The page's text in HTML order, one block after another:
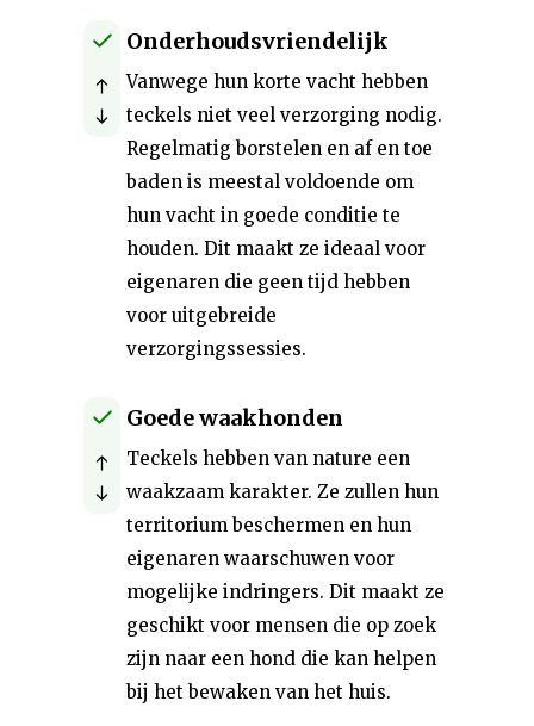
Onderhoudsvriendelijk
Vanwege hun korte vacht hebben
teckels niet veel verzorging nodig.
Regelmatig borstelen en af en toe
baden is meestal voldoende om
hun vacht in goede conditie te
houden. Dit maakt ze ideaal voor
eigenaren die geen tijd hebben
voor uitgebreide
verzorgingssessies.
Goede waakhonden
Teckels hebben van nature een
waakzaam karakter. Ze zullen hun
territorium beschermen en hun
eigenaren waarschuwen voor
mogelijke indringers. Dit maakt ze
geschikt voor mensen die op zoek
zijn naar een hond die kan helpen
bij het bewaken van het huis.